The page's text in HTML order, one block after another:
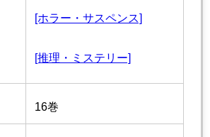
[ホラー・サスペンス]
[推理・ミステリー]
16巻